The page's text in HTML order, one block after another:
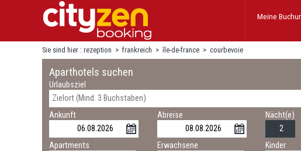
Meine
Sie sind hier : rezeption > frankreich > île-de-france > courbevoie
Aparthotels suchen
Urlaubsziel
Ankunft Abreise Nächt(e)
Apartments Erwachsene Kinder